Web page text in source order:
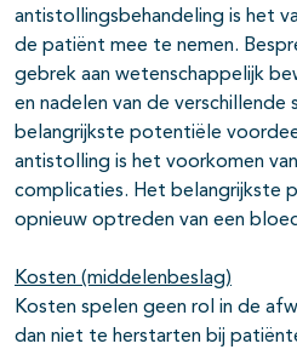
antistollingsbehandeling is het
de patiënt mee te nemen.
gebrek aan wetenschappelijk
en nadelen van de verschillende
belangrijkste potentiële
antistolling is het voorkomen
complicaties. Het belangrijkste
opnieuw optreden van een
Kosten (middelenbeslag)
Kosten spelen geen rol in de
dan niet te herstarten bij